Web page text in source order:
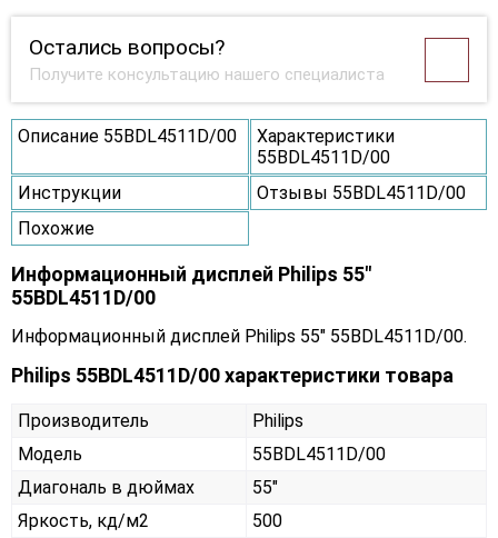
Остались вопросы?
Получите консультацию нашего специалиста
Описание 55BDL4511D/00
Характеристики
55BDL4511D/00
Инструкции
Отзывы 55BDL4511D/00
Похожие
Информационный дисплей Philips 55"
55BDL4511D/00
Информационный дисплей Philips 55" 55BDL4511D/00.
Philips 55BDL4511D/00 характеристики товара
Производитель
Philips
Модель
55BDL4511D/00
Диагональ в дюймах
55"
Яркость, кд/м2
500